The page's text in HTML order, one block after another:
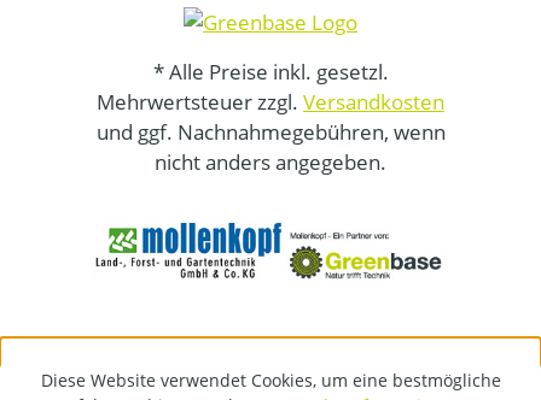
* Alle Preise inkl. gesetzl.
Mehrwertsteuer zzgl. Versandkosten
und ggf. Nachnahmegebühren, wenn
nicht anders angegeben.
Diese Website verwendet Cookies, um eine bestmögliche